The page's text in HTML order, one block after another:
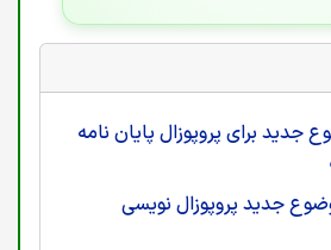
جدید برای پروپوزال پایان نامه
جدید پروپوزال نویسی